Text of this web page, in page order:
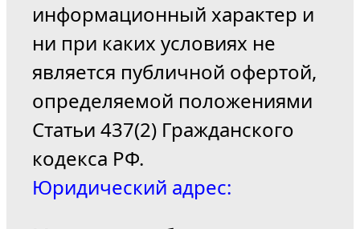
информационный характер и
ни при каких условиях не
является публичной офертой,
определяемой положениями
Статьи 437(2) Гражданского
кодекса РФ.
Юридический адрес: